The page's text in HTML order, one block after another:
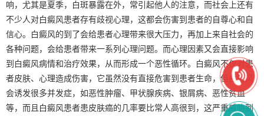
响，尤其是夏季，白斑暴露在外，常引起他人的注意，而社会上还有
不少人对白癜风患者存有歧视心理，这都会伤害到患者的自尊心和自
信心。白癜风的到了会给患者心理带来很大压力，再加上来自社会的
各种问题，会给患者带来一系列心理问题。而心理因素又会直接影响
到白癜风病情和治疗效果，从而形成一个恶性循环。白癜风不仅对患
者皮肤、心理造成伤害，它虽然没有直接危害到患者生命，但白癜风
会诱发很多并发症，如恶性肿瘤、甲状腺疾病、银屑病、恶性贫血
等，而且白癜风患者患皮肤癌的几率要比常人高很到，这严重威胁到